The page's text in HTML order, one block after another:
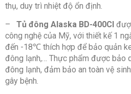
Xuất xứ Trung Quốc
thụ, duy trì nhiệt độ ổn định.
– Tủ đông Alaska BD-400CI
công nghệ của Mỹ, với thiết kế 1
đến -18℃ thích hợp để bảo quản
đông lạnh,… Thực phẩm được bảo
đông lạnh, đảm bảo an toàn vệ
gây bệnh.